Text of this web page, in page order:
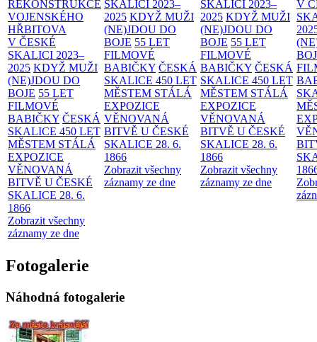
REKONSTRUKCE
VOJENSKÉHO
HŘBITOVA
V ČESKÉ
SKALICI 2023–
2025 KDYŽ MUŽI
(NE)JDOU DO
BOJE 55 LET
FILMOVÉ
BABIČKY ČESKÁ
SKALICE 450 LET
MĚSTEM STÁLÁ
EXPOZICE
VĚNOVANÁ
BITVĚ U ČESKÉ
SKALICE 28. 6.
1866
Zobrazit všechny
záznamy ze dne
SKALICI 2023–
2025 KDYŽ MUŽI
(NE)JDOU DO
BOJE 55 LET
FILMOVÉ
BABIČKY ČESKÁ
SKALICE 450 LET
MĚSTEM STÁLÁ
EXPOZICE
VĚNOVANÁ
BITVĚ U ČESKÉ
SKALICE 28. 6.
1866
Zobrazit všechny
záznamy ze dne
SKALICI 2023–
2025 KDYŽ MUŽI
(NE)JDOU DO
BOJE 55 LET
FILMOVÉ
BABIČKY ČESKÁ
SKALICE 450 LET
MĚSTEM STÁLÁ
EXPOZICE
VĚNOVANÁ
BITVĚ U ČESKÉ
SKALICE 28. 6.
1866
Zobrazit všechny
záznamy ze dne
V
Fotogalerie
Náhodná fotogalerie